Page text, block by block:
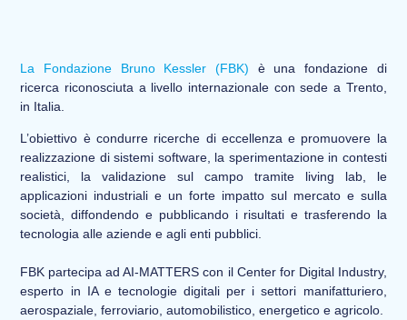
La Fondazione Bruno Kessler (FBK) è una fondazione di
ricerca riconosciuta a livello internazionale con sede a Trento,
in Italia.
L’obiettivo è condurre ricerche di eccellenza e promuovere la
realizzazione di sistemi software, la sperimentazione in contesti
realistici, la validazione sul campo tramite living lab, le
applicazioni industriali e un forte impatto sul mercato e sulla
società, diffondendo e pubblicando i risultati e trasferendo la
tecnologia alle aziende e agli enti pubblici.
FBK partecipa ad AI-MATTERS con il Center for Digital Industry,
esperto in IA e tecnologie digitali per i settori manifatturiero,
aerospaziale, ferroviario, automobilistico, energetico e agricolo.